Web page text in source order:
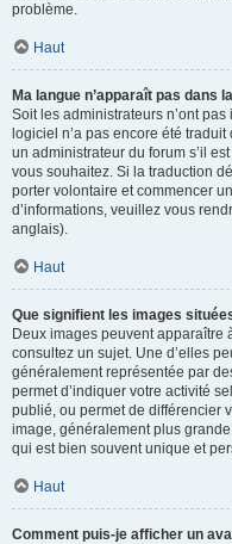
problème.
Haut
Ma langue n’apparaît pas dans
Soit les administrateurs n’ont
logiciel n’a pas encore été
un administrateur du forum s’il
vous souhaitez. Si la traduction
porter volontaire et commencer
d’informations, veuillez vous
anglais).
Haut
Que signifient les images
Deux images peuvent apparaître
consultez un sujet. Une d’elles
généralement représentée par
permet d’indiquer votre activité
publié, ou permet de différencier
image, généralement plus
qui est bien souvent unique et
Haut
Comment puis-je afficher un